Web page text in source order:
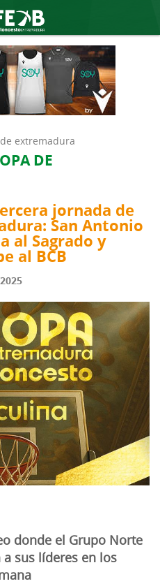
extremadura
DE
jornada de
San Antonio
al Sagrado y
al BCB
donde el Grupo Norte
sus líderes en los